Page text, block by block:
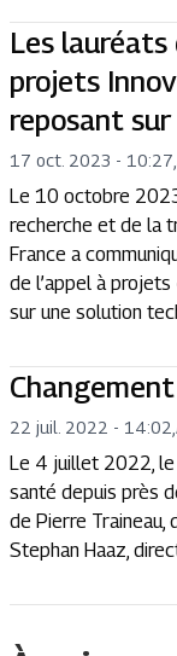
Les lauréats
projets
reposant
17 oct. 2023 - 10:27
Le 10 octobre
recherche et de la
France a
de l’appel à
sur une solution
22 juil. 2022 - 14:02
Le 4 juillet 2022, le
santé depuis près
de Pierre Traineau,
Stephan Haaz,